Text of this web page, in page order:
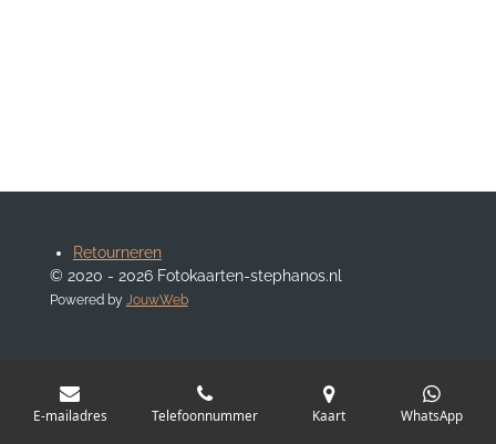
Retourneren
© 2020 - 2026 Fotokaarten-stephanos.nl
Powered by JouwWeb
E-mailadres Telefoonnummer Kaart WhatsApp